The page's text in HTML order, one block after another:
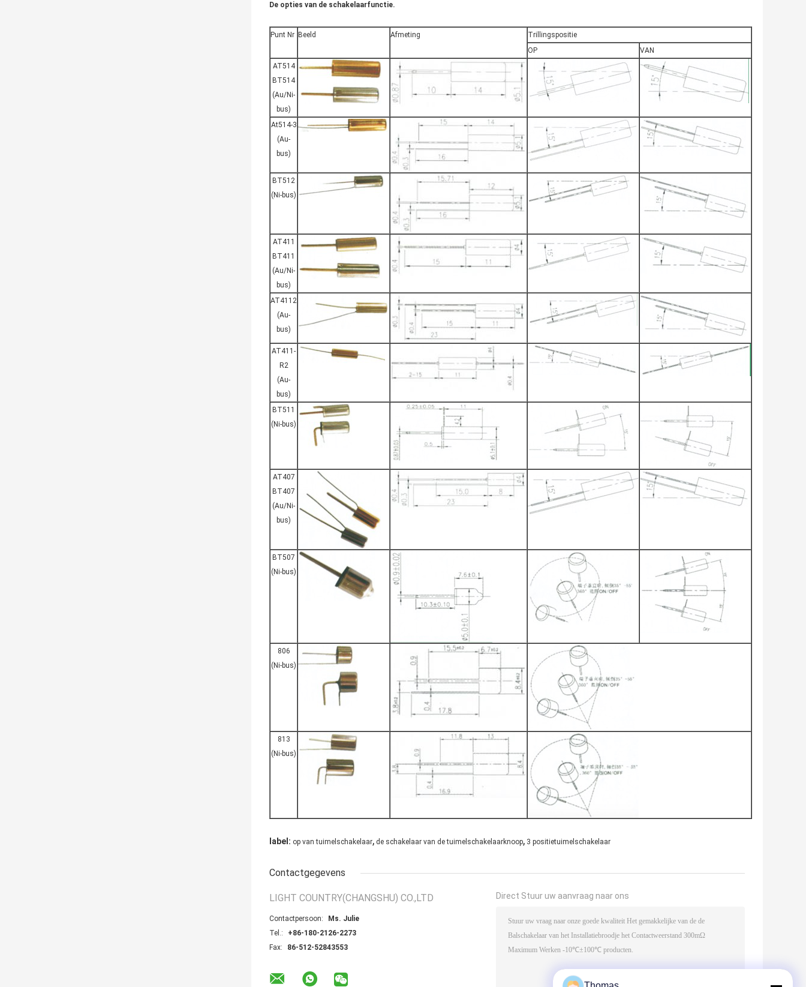
De opties van de schakelaarfunctie.
Punt Nr Beeld Afmeting
Trillingspositie
OP
VAN
AT514
BT514
(Au/Ni-
bus)
At514-3
(Au-
bus)
BT512
(Ni-bus)
AT411
BT411
(Au/Ni-
bus)
AT4112
(Au-
bus)
AT411-
R2
(Au-
bus)
BT511
(Ni-bus)
AT407
BT407
(Au/Ni-
bus)
BT507
(Ni-bus)
806
(Ni-bus)
813
(Ni-bus)
label: op van tuimelschakelaar, de schakelaar van de tuimelschakelaarknoop, 3 positietuimelschakelaar
Contactgegevens
LIGHT COUNTRY(CHANGSHU) CO.,LTD
Contactpersoon:
Ms. Julie
Tel.:
+86-180-2126-2273
Fax:
86-512-52843553
Direct Stuur uw aanvraag naar ons